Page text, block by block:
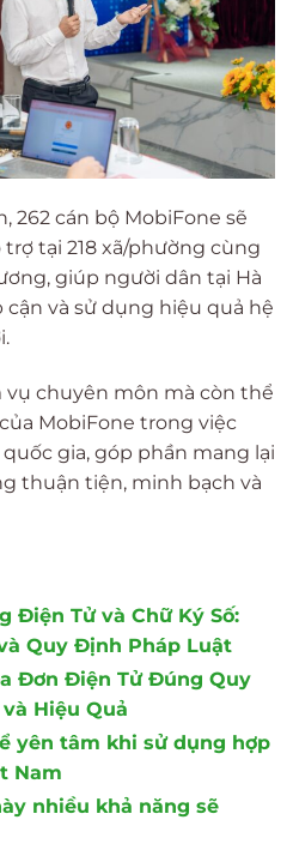
262 cán bộ MobiFone sẽ
tại 218 xã/phường cùng
giúp người dân tại Hà
cận và sử dụng hiệu quả hệ
chuyên môn mà còn thể
MobiFone trong việc
gia, góp phần mang lại
thuận tiện, minh bạch và
Điện Tử và Chữ Ký Số:
Quy Định Pháp Luật
Đơn Điện Tử Đúng Quy
Hiệu Quả
yên tâm khi sử dụng hợp
Nam
nhiều khả năng sẽ